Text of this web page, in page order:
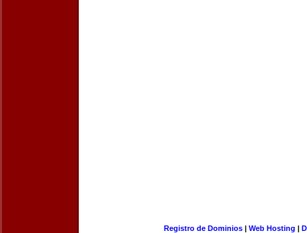
Registro de Dominios| Web Hosting |